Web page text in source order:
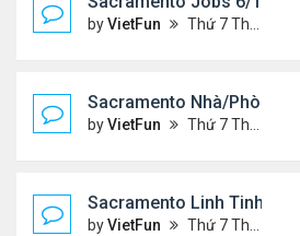
byVietFun Thứ 7 Tháng 6 12, 2021 10:19 am
Sacramento Nhà/Phòng
byVietFun Thứ 7 Tháng 6 12, 2021 10:17 am
Sacramento Linh Tinh 6/
byVietFun Thứ 7 Tháng 6 12, 2021 10:15 am